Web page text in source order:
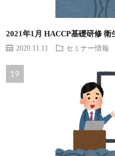
2021年1月 HACCP基礎研修
2020.11.11 セミナー情報